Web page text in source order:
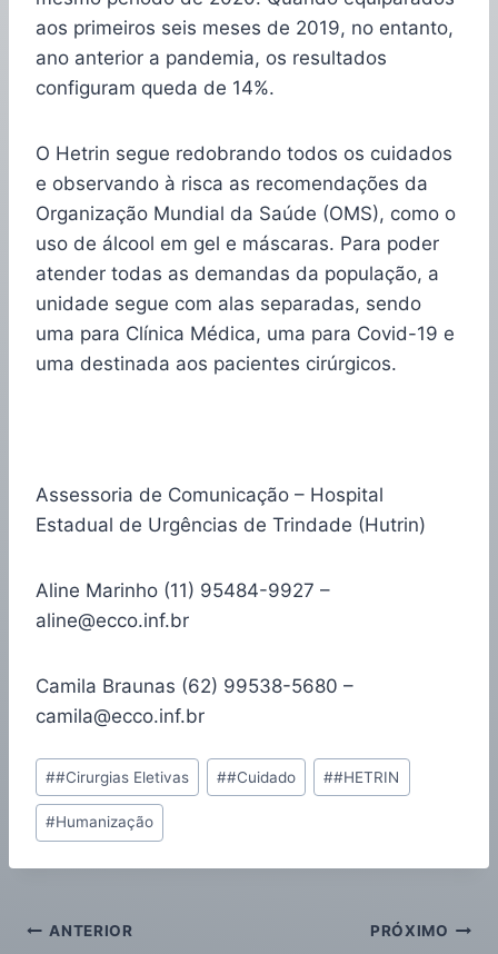
aos primeiros seis meses de 2019, no entanto,
ano anterior a pandemia, os resultados
configuram queda de 14%.
O Hetrin segue redobrando todos os cuidados
e observando à risca as recomendações da
Organização Mundial da Saúde (OMS), como o
uso de álcool em gel e máscaras. Para poder
atender todas as demandas da população, a
unidade segue com alas separadas, sendo
uma para Clínica Médica, uma para Covid-19 e
uma destinada aos pacientes cirúrgicos.
Assessoria de Comunicação – Hospital
Estadual de Urgências de Trindade (Hutrin)
Aline Marinho (11) 95484-9927 –
aline@ecco.inf.br
Camila Braunas (62) 99538-5680 –
camila@ecco.inf.br
##Cirurgias Eletivas ##Cuidado ##HETRIN
#Humanização
ANTERIOR PRÓXIMO